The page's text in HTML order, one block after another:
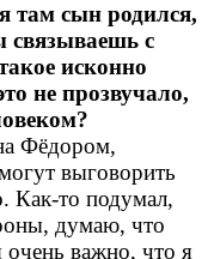
там сын родился,
связываешь с
исконно
не прозвучало,
Фёдором,
выговорить
Как-то подумал,
думаю, что
очень важно, что я